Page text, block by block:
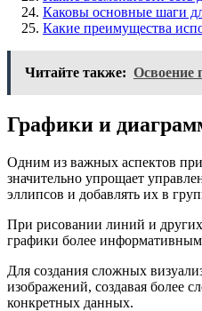
Каковы основные шаги
Какие преимущества
Читайте также: Освоение
Графики и
Одним из важных аспектов при
значительно упрощает
эллипсов и добавлять их в
При рисовании линий и
графики более
Для создания сложных
изображений, создавая более
конкретных данных.